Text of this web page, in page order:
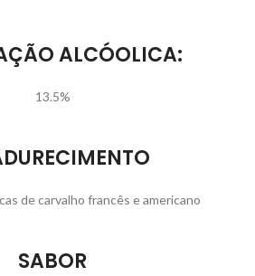
ALCÓOLICA:​
13.5%
de carvalho francês e americano
SABOR